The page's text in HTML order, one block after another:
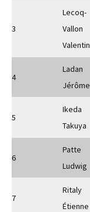
3
Lecoq-
Vallon
Valentin
4
Ladan
Jérôme
5
Ikeda
Takuya
6
Patte
Ludwig
7
Ritaly
Étienne